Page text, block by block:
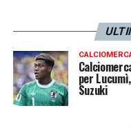
per
Suzuki